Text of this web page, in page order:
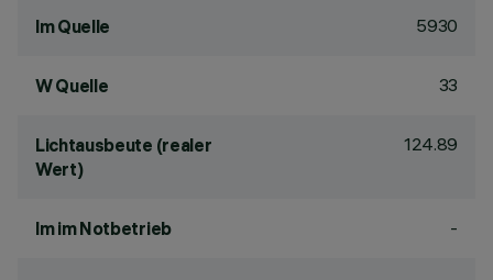
lm Quelle 5930
W Quelle 33
Lichtausbeute (realer
Wert)
124.89
lm im Notbetrieb -